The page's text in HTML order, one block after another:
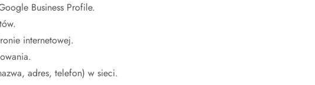
Business Profile.
internetowej.
adres, telefon) w sieci.